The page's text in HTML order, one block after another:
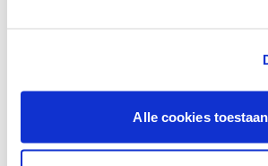
Alle cookies toestaan
Conseil couleur à
en couleur.